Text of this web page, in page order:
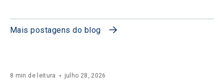
Mais postagens do blog
8 min de leitura julho 28, 2026